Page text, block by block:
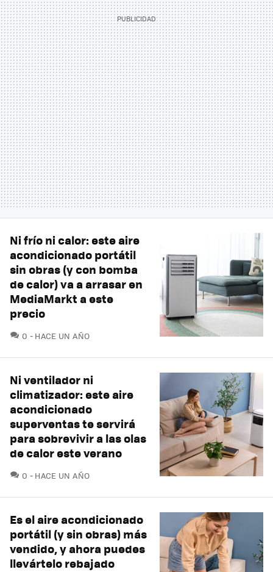
Ni frío ni calor: este aire
acondicionado portátil
sin obras (y con bomba
de calor) va a arrasar en
MediaMarkt a este
precio
0 COMENTARIOS
HACE UN AÑO
Ni ventilador ni
climatizador: este aire
acondicionado
superventas te servirá
para sobrevivir a las olas
de calor este verano
0 COMENTARIOS
HACE UN AÑO
Es el aire acondicionado
portátil (y sin obras) más
vendido, y ahora puedes
llevártelo rebajado